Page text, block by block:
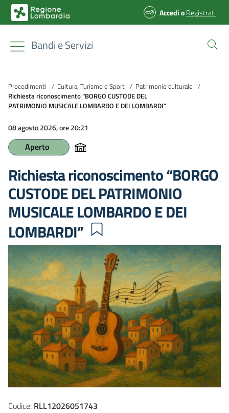
AccedioRegistrati
Bandi e Servizi
Procedimenti / Cultura, Turismo e Sport / Patrimonio culturale /
Richiesta riconoscimento “BORGO CUSTODE DEL
PATRIMONIO MUSICALE LOMBARDO E DEI LOMBARDI”
08 agosto 2026, ore 20:21
Aperto
Richiesta riconoscimento “BORGO
CUSTODE DEL PATRIMONIO
MUSICALE LOMBARDO E DEI
LOMBARDI”
Codice: RLL12026051743